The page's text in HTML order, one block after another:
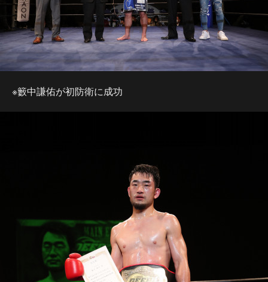
※籔中謙佑が初防衛に成功